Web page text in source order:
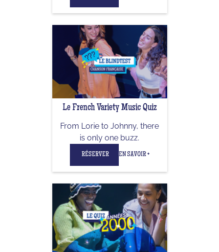
Le French Variety Music Quiz
From Lorie to Johnny, there
is only one buzz.
RÉSERVER EN SAVOIR +